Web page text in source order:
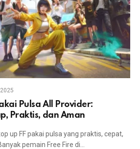
Pulsa All Provider:
Praktis, dan Aman
up FF pakai pulsa yang praktis, cepat,
pemain Free Fire di…